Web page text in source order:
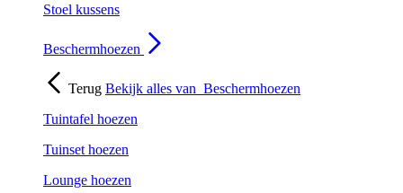
Stoel kussens
Beschermhoezen
Terug Bekijk alles van Beschermhoezen
Tuintafel hoezen
Tuinset hoezen
Lounge hoezen